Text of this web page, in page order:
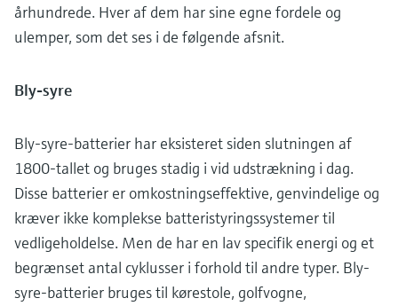
århundrede. Hver af dem har sine egne fordele og
ulemper, som det ses i de følgende afsnit.
Bly-syre
Bly-syre-batterier har eksisteret siden slutningen af
1800-tallet og bruges stadig i vid udstrækning i dag.
Disse batterier er omkostningseffektive, genvindelige og
kræver ikke komplekse batteristyringssystemer til
vedligeholdelse. Men de har en lav specifik energi og et
begrænset antal cyklusser i forhold til andre typer. Bly-
syre-batterier bruges til kørestole, golfvogne,